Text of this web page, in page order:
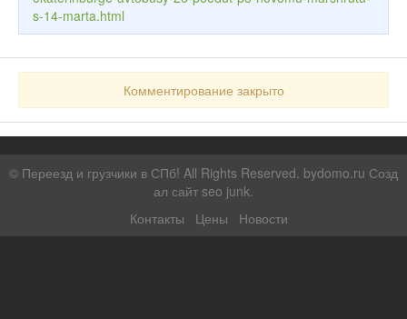
s-14-marta.html
Комментирование закрыто
© Переезд и грузчики в СПб! All Rights Reserved. bydomo.ru Созд
ал сайт seo junk.
Контакты
Цены Новости